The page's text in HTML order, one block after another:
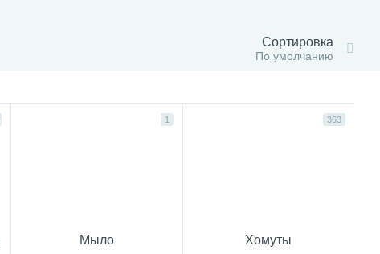
Сортировка
По умолчанию
1
Мыло
363
Хомуты